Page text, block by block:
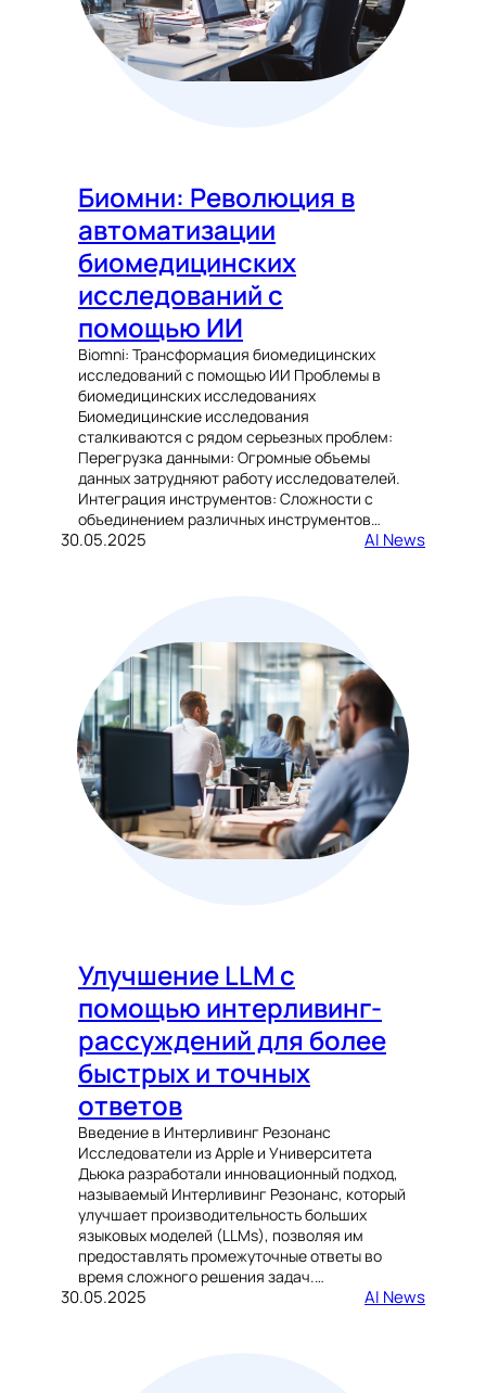
Биомни: Революция в
автоматизации
биомедицинских
исследований с
помощью ИИ
Biomni: Трансформация биомедицинских
исследований с помощью ИИ Проблемы в
биомедицинских исследованиях
Биомедицинские исследования
сталкиваются с рядом серьезных проблем:
Перегрузка данными: Огромные объемы
данных затрудняют работу исследователей.
Интеграция инструментов: Сложности с
объединением различных инструментов…
30.05.2025 AI News
Улучшение LLM с
помощью интерливинг-
рассуждений для более
быстрых и точных
ответов
Введение в Интерливинг Резонанс
Исследователи из Apple и Университета
Дьюка разработали инновационный подход,
называемый Интерливинг Резонанс, который
улучшает производительность больших
языковых моделей (LLMs), позволяя им
предоставлять промежуточные ответы во
время сложного решения задач.…
30.05.2025 AI News